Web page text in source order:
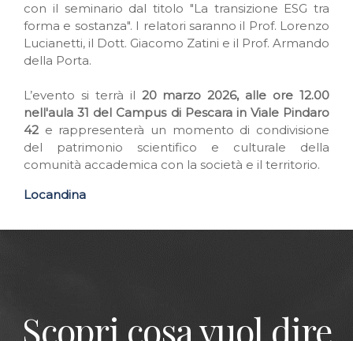
con il seminario dal titolo "La transizione ESG tra
forma e sostanza". I relatori saranno il Prof. Lorenzo
Lucianetti, il Dott. Giacomo Zatini e il Prof. Armando
della Porta.
L’evento si terrà il 20 marzo 2026, alle ore 12.00
nell'aula 31 del Campus di Pescara in Viale Pindaro
42 e rappresenterà un momento di condivisione
del patrimonio scientifico e culturale della
comunità accademica con la società e il territorio.
Locandina
Scopri cosa vuol dire